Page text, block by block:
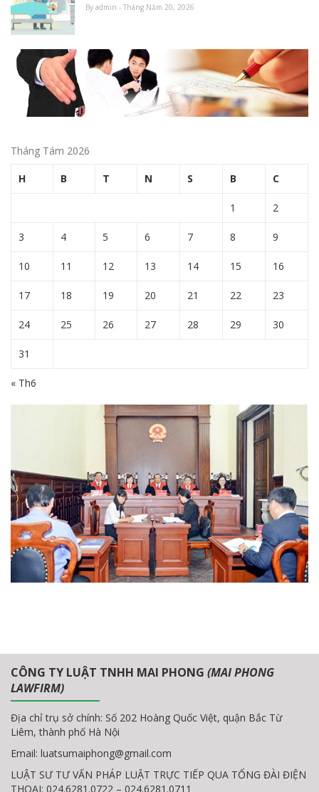
By admin - Tháng Năm 20, 2026
Tháng Tám 2026
H B T N S B C
1 2
3 4 5 6 7 8 9
10 11 12 13 14 15 16
17 18 19 20 21 22 23
24 25 26 27 28 29 30
31
« Th6
CÔNG TY LUẬT TNHH MAI PHONG (MAI PHONG
LAWFIRM)
Địa chỉ trụ sở chính: Số 202 Hoàng Quốc Việt, quận Bắc Từ
Liêm, thành phố Hà Nội
Email: luatsumaiphong@gmail.com
LUẬT SƯ TƯ VẤN PHÁP LUẬT TRỰC TIẾP QUA TỔNG ĐÀI ĐIỆN
THOẠI: 024.6281.0722 – 024.6281.0711